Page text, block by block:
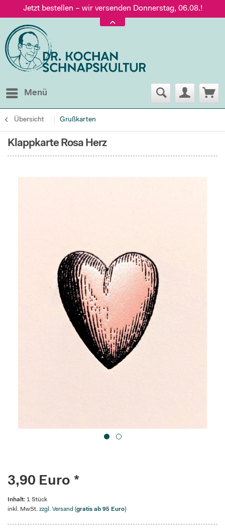
Jetzt bestellen – wir versenden Donnerstag, 06.08.!
Versand nur 5,60 €, gratis ab 95 € Warenwert
Jetzt bestellen – wir versenden Donnerstag, 06.08.!
Menü
Übersicht Grußkarten
Klappkarte Rosa Herz
3,90 Euro *
Inhalt: 1 Stück
inkl. MwSt. zzgl. Versand (gratis ab 95 Euro)